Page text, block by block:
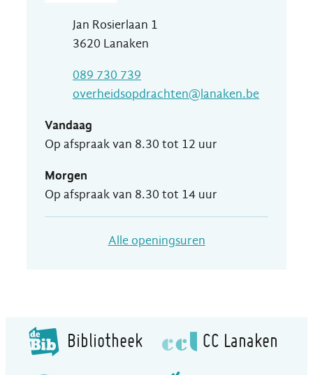
AdresJan Rosierlaan 1
,3620 Lanaken
089 730 739
E-mailoverheidsopdrachten@lanaken.be
Vandaag
Op afspraak van 8.30 tot 12 uur
Morgen
Op afspraak van 8.30 tot 14 uur
Alle openingsurenDienst
Bibliotheek CC Lanaken